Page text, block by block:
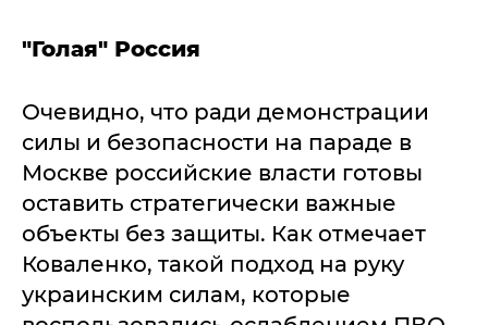
"Голая" Россия
Очевидно, что ради демонстрации
силы и безопасности на параде в
Москве российские власти готовы
оставить стратегически важные
объекты без защиты. Как отмечает
Коваленко, такой подход на руку
украинским силам, которые